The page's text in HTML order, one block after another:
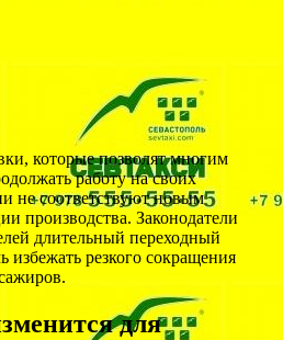
которые позволят многим
работу на своих
не соответствуют новым
производства. Законодатели
длительный переходный
резкого сокращения
для